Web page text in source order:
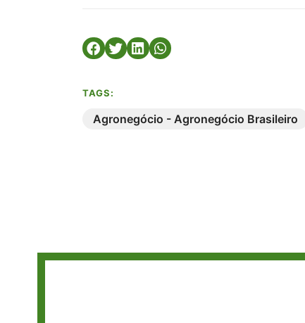
TAGS:
Agronegócio - Agronegócio Brasileiro